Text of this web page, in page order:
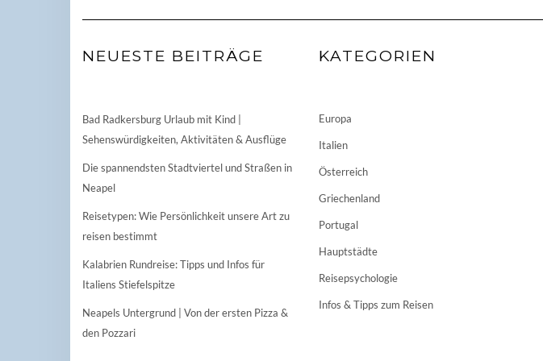
NEUESTE BEITRÄGE
Bad Radkersburg Urlaub mit Kind |
Sehenswürdigkeiten, Aktivitäten & Ausflüge
Die spannendsten Stadtviertel und Straßen in
Neapel
Reisetypen: Wie Persönlichkeit unsere Art zu
reisen bestimmt
Kalabrien Rundreise: Tipps und Infos für
Italiens Stiefelspitze
Neapels Untergrund | Von der ersten Pizza &
den Pozzari
KATEGORIEN
Europa
Italien
Österreich
Griechenland
Portugal
Hauptstädte
Reisepsychologie
Infos & Tipps zum Reisen